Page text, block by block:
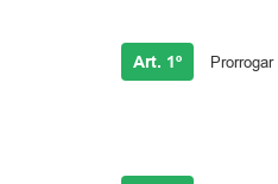
Art. 1º